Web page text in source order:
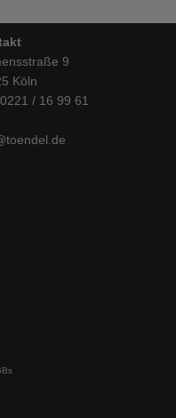
9
Köln
/ 16 99 61